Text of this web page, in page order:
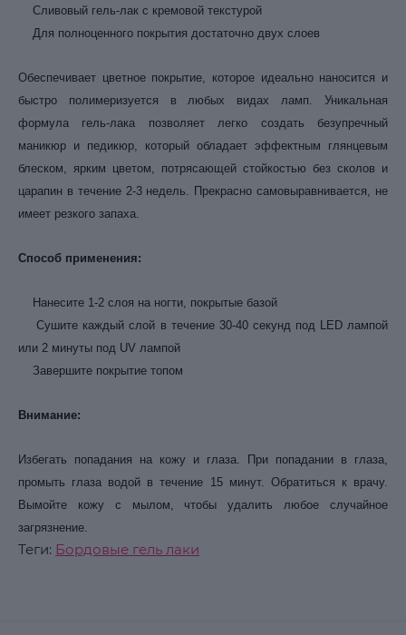
Сливовый гель-лак с кремовой текстурой
Для полноценного покрытия достаточно двух слоев
Обеспечивает цветное покрытие, которое идеально наносится и
быстро полимеризуется в любых видах ламп. Уникальная
формула гель-лака позволяет легко создать безупречный
маникюр и педикюр, который обладает эффектным глянцевым
блеском, ярким цветом, потрясающей стойкостью без сколов и
царапин в течение 2-3 недель. Прекрасно самовыравнивается, не
имеет резкого запаха.
Способ применения:
Нанесите 1-2 слоя на ногти, покрытые базой
Сушите каждый слой в течение 30-40 секунд под LED лампой
или 2 минуты под UV лампой
Завершите покрытие топом
Внимание:
Избегать попадания на кожу и глаза. При попадании в глаза,
промыть глаза водой в течение 15 минут. Обратиться к врачу.
Вымойте кожу с мылом, чтобы удалить любое случайное
загрязнение.
Теги: Бордовые гель лаки